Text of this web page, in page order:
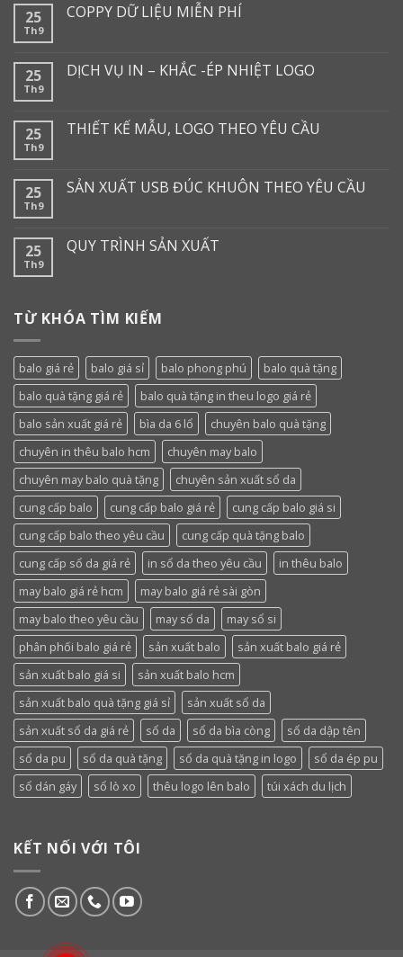
25
Th9
COPPY DỮ LIỆU MIỄN PHÍ
25
Th9
DỊCH VỤ IN – KHẮC -ÉP NHIỆT LOGO
25
Th9
THIẾT KẾ MẪU, LOGO THEO YÊU CẦU
25
Th9
SẢN XUẤT USB ĐÚC KHUÔN THEO YÊU CẦU
25
Th9
QUY TRÌNH SẢN XUẤT
TỪ KHÓA TÌM KIẾM
balo giá rẻ balo giá sỉ balo phong phú
balo quà tặng
balo quà tặng giá rẻ
balo quà tặng in theu logo giá rẻ
balo sản xuất giá rẻ
bìa da 6 lổ
chuyên balo quà tặng
chuyên in thêu balo hcm
chuyên may balo
chuyên may balo quà tặng
chuyên sản xuất sổ da
cung cấp balo
cung cấp balo giá rẻ
cung cấp balo giá si
cung cấp balo theo yêu cầu
cung cấp quà tặng balo
cung cấp sổ da giá rẻ
in sổ da theo yêu cầu
in thêu balo
may balo giá rẻ hcm
may balo giá rẻ sài gòn
may balo theo yêu cầu
may sổ da
may sổ si
phân phối balo giá rẻ
sản xuất balo
sản xuất balo giá rẻ
sản xuất balo giá si
sản xuất balo hcm
sản xuất balo quà tặng giá sỉ
sản xuất sổ da
sản xuất sổ da giá rẻ
sổ da sổ da bìa còng
sổ da dập tên
sổ da pu
sổ da quà tặng sổ da quà tặng in logo
sổ da ép pu
sổ dán gáy
sổ lò xo thêu logo lên balo túi xách du lịch
KẾT NỐI VỚI TÔI